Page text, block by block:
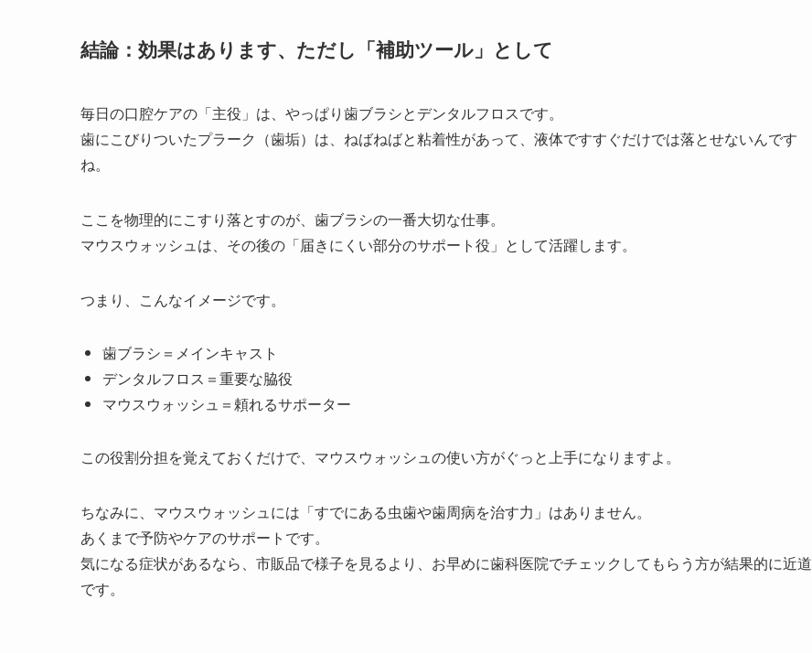
結論：効果はあります、ただし「補助ツール」として
毎日の口腔ケアの「主役」は、やっぱり歯ブラシとデンタルフロスです。
歯にこびりついたプラーク（歯垢）は、ねばねばと粘着性があって、液体ですすぐだけでは落とせないんです
ね。
ここを物理的にこすり落とすのが、歯ブラシの一番大切な仕事。
マウスウォッシュは、その後の「届きにくい部分のサポート役」として活躍します。
つまり、こんなイメージです。
歯ブラシ＝メインキャスト
デンタルフロス＝重要な脇役
マウスウォッシュ＝頼れるサポーター
この役割分担を覚えておくだけで、マウスウォッシュの使い方がぐっと上手になりますよ。
ちなみに、マウスウォッシュには「すでにある虫歯や歯周病を治す力」はありません。
あくまで予防やケアのサポートです。
気になる症状があるなら、市販品で様子を見るより、お早めに歯科医院でチェックしてもらう方が結果的に近道
です。